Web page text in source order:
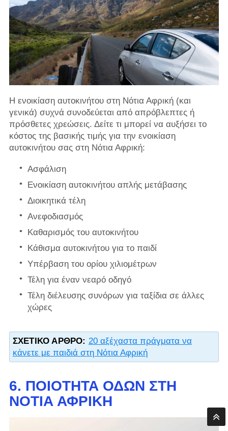
Η ενοικίαση αυτοκινήτου στη Νότια Αφρική (και
γενικά) συχνά συνοδεύεται από απρόβλεπτες ή
πρόσθετες χρεώσεις. Δείτε τι μπορεί να αυξήσει το
κόστος της βασικής τιμής για την ενοικίαση
αυτοκινήτου σας στη Νότια Αφρική:
Ασφάλιση
Ενοικίαση αυτοκινήτου απλής μετάβασης
Διοικητικά τέλη
Ανεφοδιασμός
Καθαρισμός του αυτοκινήτου
Κάθισμα αυτοκινήτου για το παιδί
Υπέρβαση του ορίου χιλιομέτρων
Τέλη για έναν νεαρό οδηγό
Τέλη διέλευσης συνόρων για ταξίδια σε άλλες
χώρες
ΣΧΕΤΙΚΌ ΆΡΘΡΟ: 20 αξέχαστα πράγματα να
κάνετε με παιδιά στη Νότια Αφρική
6. ΠΟΙΌΤΗΤΑ ΟΔΏΝ ΣΤΗ
ΝΌΤΙΑ ΑΦΡΙΚΉ